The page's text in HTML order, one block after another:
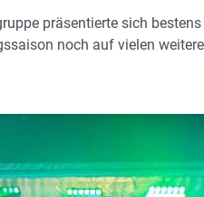
präsentierte sich
noch auf vielen